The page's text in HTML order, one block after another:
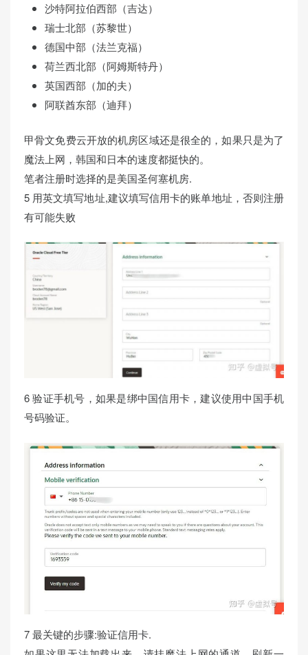
沙特阿拉伯西部（吉达）
瑞士北部（苏黎世）
德国中部（法兰克福）
荷兰西北部（阿姆斯特丹）
英国西部（加的夫）
阿联酋东部（迪拜）
甲骨文免费云开放的机房区域还是很全的，如果只是为了
魔法上网，韩国和日本的速度都挺快的。
笔者注册时选择的是美国圣何塞机房.
5 用英文填写地址,建议填写信用卡的账单地址，否则注册
有可能失败
6 验证手机号，如果是绑中国信用卡，建议使用中国手机
号码验证。
7 最关键的步骤:验证信用卡.